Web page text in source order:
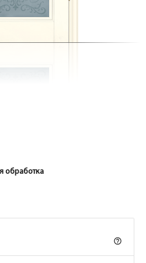
обработка
help_outline